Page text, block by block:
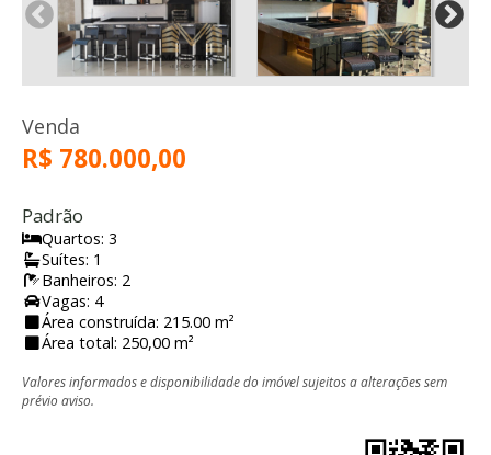
Venda
R$ 780.000,00
Padrão
Quartos: 3
Suítes: 1
Banheiros: 2
Vagas: 4
Área construída: 215.00 m²
Área total: 250,00 m²
Valores informados e disponibilidade do imóvel sujeitos a alterações sem
prévio aviso.